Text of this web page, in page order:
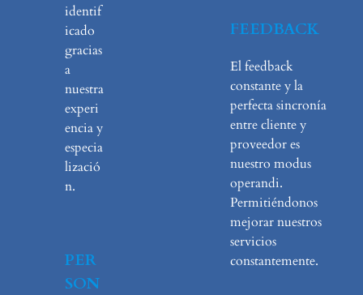
identif
icado
gracias
a
nuestra
experi
encia y
especia
lizació
n.
PER
SON
FEEDBACK
El feedback
constante y la
perfecta sincronía
entre cliente y
proveedor es
nuestro modus
operandi.
Permitiéndonos
mejorar nuestros
servicios
constantemente.